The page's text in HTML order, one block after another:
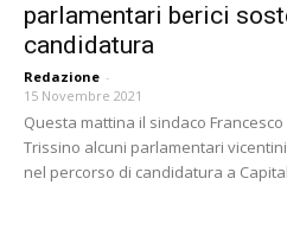
parlamentari berici
candidatura
Redazione -
15 Novembre 2021
Questa mattina il sindaco
Trissino alcuni parlamentari
nel percorso di candidatura a